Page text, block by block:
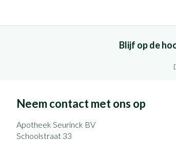
Blijf op de
Neem contact met ons op
Apotheek Seurinck BV
Schoolstraat 33